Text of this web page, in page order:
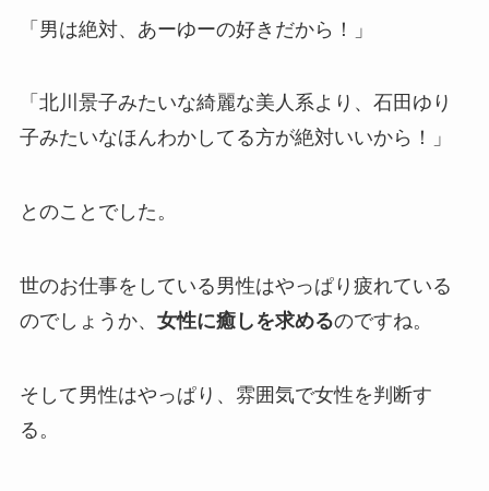
「男は絶対、あーゆーの好きだから！」
「北川景子みたいな綺麗な美人系より、石田ゆり
子みたいなほんわかしてる方が絶対いいから！」
とのことでした。
世のお仕事をしている男性はやっぱり疲れている
のでしょうか、 女性に癒しを求めるのですね。
そして男性はやっぱり、雰囲気で女性を判断す
る。